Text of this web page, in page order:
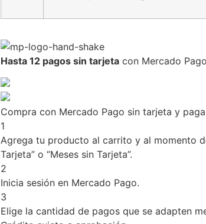
Hasta 12 pagos sin tarjeta con Mercado
Compra con Mercado Pago sin tarjeta y
1
Agrega tu producto al carrito y al momento
Tarjeta” o “Meses sin Tarjeta”.
2
Inicia sesión en Mercado Pago.
3
Elige la cantidad de pagos que se adapten